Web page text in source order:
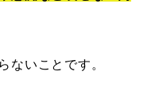
ないことです。